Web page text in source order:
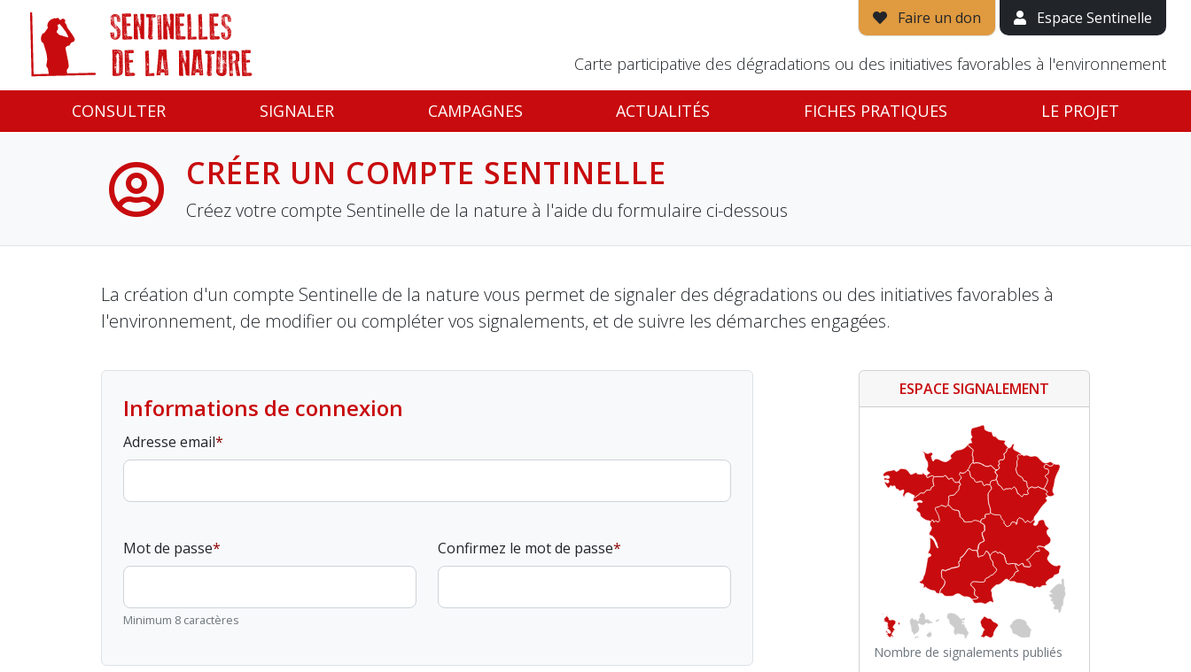
Faire un don Espace Sentinelle
Carte participative des dégradations ou des initiatives favorables à l'environnement
CONSULTER SIGNALER CAMPAGNES ACTUALITÉS FICHES PRATIQUES LE PROJET
CRÉER UN COMPTE SENTINELLE
Créez votre compte Sentinelle de la nature à l'aide du formulaire ci-dessous
La création d'un compte Sentinelle de la nature vous permet de signaler des dégradations ou des initiatives favorables à
l'environnement, de modifier ou compléter vos signalements, et de suivre les démarches engagées.
Informations de connexion
Adresse email
Mot de passe
Minimum 8 caractères
Confirmez le mot de passe
ESPACE SIGNALEMENT
Nombre de signalements publiés
Panneau de gestion des cookies